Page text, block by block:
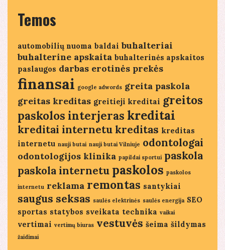
Temos
automobilių nuoma baldai buhalteriai
buhalterine apskaita buhalterinės apskaitos
paslaugos darbas erotinės prekės
finansai google adwords greita paskola
greitas kreditas greitieji kreditai greitos
paskolos interjeras kreditai
kreditai internetu kreditas kreditas
internetu nauji butai nauji butai Vilniuje odontologai
odontologijos klinika papildai sportui paskola
paskola internetu paskolos paskolos
internetu reklama remontas santykiai
saugus seksas saulės elektrinės saulės energija SEO
sportas statybos sveikata technika vaikai
vertimai vertimų biuras vestuvės šeima šildymas
žaidimai